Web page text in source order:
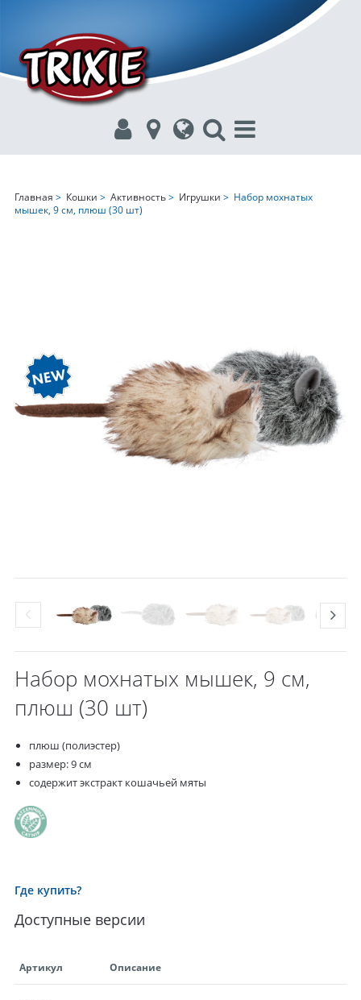
Главная > Кошки > Активность> Игрушки > Набор мохнатых
мышек, 9 см, плюш (30 шт)
Набор мохнатых мышек, 9 см,
плюш (30 шт)
плюш (полиэстер)
размер: 9 см
содержит экстракт кошачьей мяты
Где купить?
Доступные версии
Артикул Описание